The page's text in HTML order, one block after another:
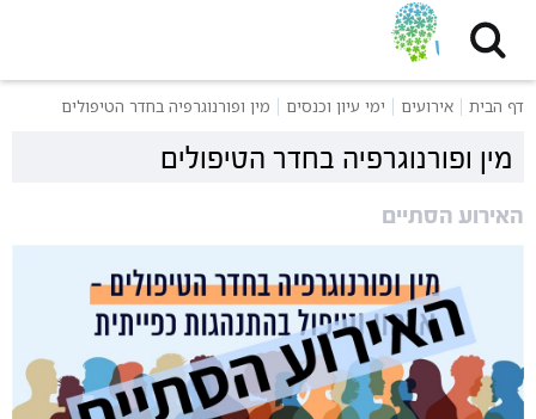
דף הבית אירועים ימי עיון וכנסים מין ופורנוגרפיה בחדר הטיפולים
מין ופורנוגרפיה בחדר הטיפולים
האירוע הסתיים